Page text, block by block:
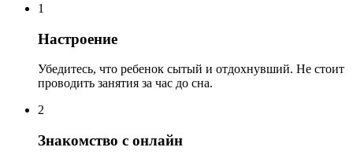
1
Настроение
Убедитесь, что ребенок сытый и отдохнувший. Не стоит
проводить занятия за час до сна.
2
Знакомство с онлайн